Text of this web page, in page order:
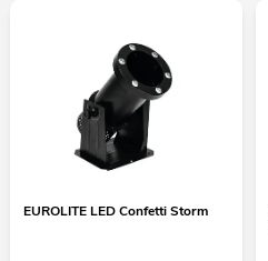
EUROLITE LED Confetti Storm